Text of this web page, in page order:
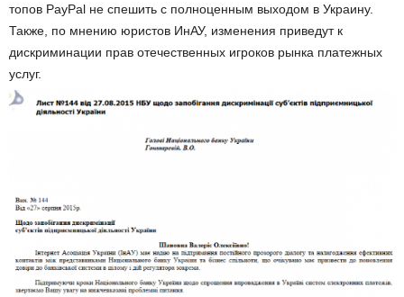
топов PayPal не спешить с полноценным выходом в Украину.
Также, по мнению юристов ИнАУ, изменения приведут к
дискриминации прав отечественных игроков рынка платежных
услуг.